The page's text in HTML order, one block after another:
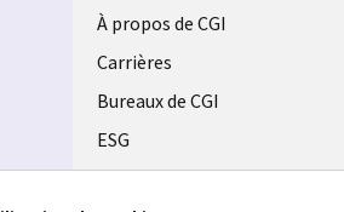
Useful
links
CANADA
FR
À propos de CGI
Carrières
Bureaux de CGI
ESG
Alliances